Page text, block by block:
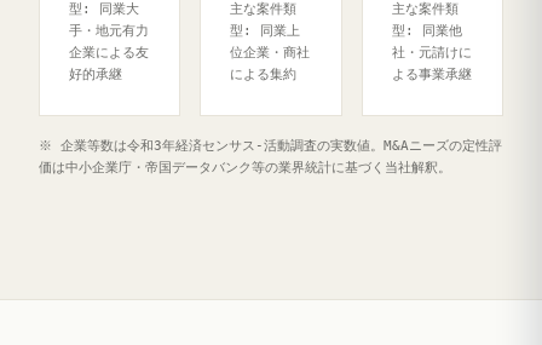
型: 同業大
手・地元有力
企業による友
好的承継
主な案件類
型: 同業上
位企業・商社
による集約
主な案件類
型: 同業他
社・元請けに
よる事業承継
※ 企業等数は令和3年経済センサス‐活動調査の実数値。M&Aニーズの定性評
価は中小企業庁・帝国データバンク等の業界統計に基づく当社解釈。